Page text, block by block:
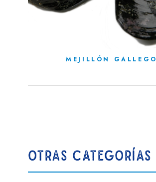
MEJILLÓN GALLEGO
OTRAS CATEGORÍAS